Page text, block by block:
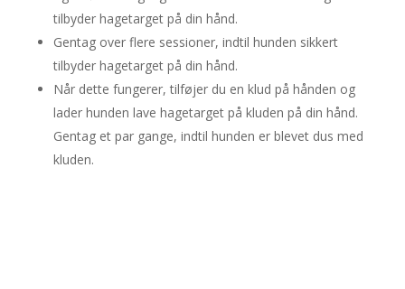
tilbyder hagetarget på din hånd.
Gentag over flere sessioner, indtil hunden sikkert
tilbyder hagetarget på din hånd.
Når dette fungerer, tilføjer du en klud på hånden og
lader hunden lave hagetarget på kluden på din hånd.
Gentag et par gange, indtil hunden er blevet dus med
kluden.